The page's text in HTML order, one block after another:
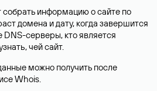
информацию о сайте по
домена и дату, когда завершится
DNS-серверы, кто является
чей сайт.
можно получить после
Whois.